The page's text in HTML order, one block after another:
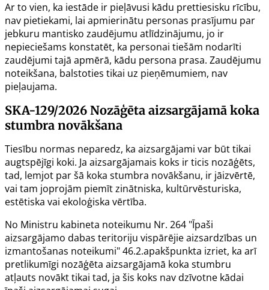
Ar to vien, ka iestāde ir pieļāvusi kādu prettiesisku rīcību,
nav pietiekami, lai apmierinātu personas prasījumu par
jebkuru mantisko zaudējumu atlīdzinājumu, jo ir
nepieciešams konstatēt, ka personai tiešām nodarīti
zaudējumi tajā apmērā, kādu persona prasa. Zaudējumu
noteikšana, balstoties tikai uz pieņēmumiem, nav
pieļaujama.
SKA-129/2026 Nozāģēta aizsargājamā koka
stumbra novākšana
Tiesību normas neparedz, ka aizsargājami var būt tikai
augtspējīgi koki. Ja aizsargājamais koks ir ticis nozāģēts,
tad, lemjot par šā koka stumbra novākšanu, ir jāizvērtē,
vai tam joprojām piemīt zinātniska, kultūrvēsturiska,
estētiska vai ekoloģiska vērtība.
No Ministru kabineta noteikumu Nr. 264 "Īpaši
aizsargājamo dabas teritoriju vispārējie aizsardzības un
izmantošanas noteikumi"46.2.apakšpunkta izriet, ka arī
pretlikumīgi nozāģēta aizsargājamā koka stumbru
atļauts novākt tikai tad, ja šis koks nav dzīvotne kādai